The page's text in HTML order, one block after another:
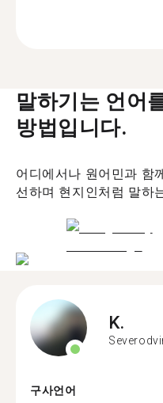
말하기는 언어
방법입니다.
어디에서나 원어민과 함
선하며 현지인처럼 말하
K.
구사언어